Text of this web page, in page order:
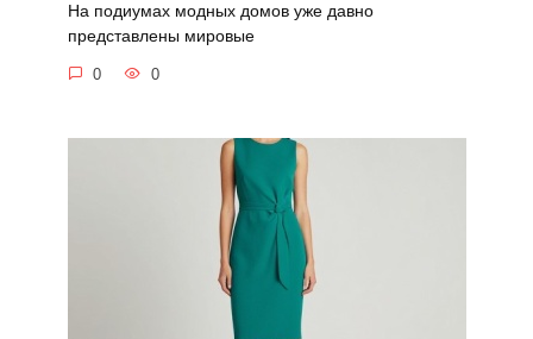
На подиумах модных домов уже давно
представлены мировые
0 0